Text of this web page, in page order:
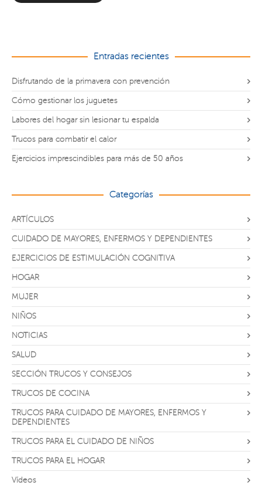
Entradas recientes
Disfrutando de la primavera con prevención
Cómo gestionar los juguetes
Labores del hogar sin lesionar tu espalda
Trucos para combatir el calor
Ejercicios imprescindibles para más de 50 años
Categorías
ARTÍCULOS
CUIDADO DE MAYORES, ENFERMOS Y DEPENDIENTES
EJERCICIOS DE ESTIMULACIÓN COGNITIVA
HOGAR
MUJER
NIÑOS
NOTICIAS
SALUD
SECCIÓN TRUCOS Y CONSEJOS
TRUCOS DE COCINA
TRUCOS PARA CUIDADO DE MAYORES, ENFERMOS Y
DEPENDIENTES
TRUCOS PARA EL CUIDADO DE NIÑOS
TRUCOS PARA EL HOGAR
Vídeos